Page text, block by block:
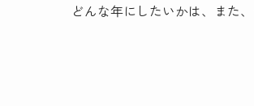
どんな年にしたいかは、また